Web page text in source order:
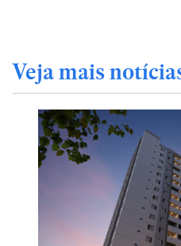
Veja mais